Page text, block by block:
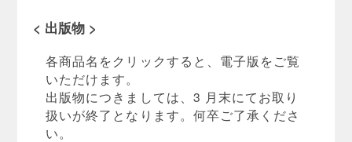
< 出版物 >
各商品名をクリックすると、電子版をご覧
いただけます。
出版物につきましては、3 月末にてお取り
扱いが終了となります。何卒ご了承くださ
い。